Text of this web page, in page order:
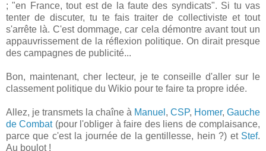
; "en France, tout est de la faute des syndicats". Si tu vas
tenter de discuter, tu te fais traiter de collectiviste et tout
s'arrête là. C'est dommage, car cela démontre avant tout un
appauvrissement de la réflexion politique. On dirait presque
des campagnes de publicité...
Bon, maintenant, cher lecteur, je te conseille d'aller sur le
classement politique du Wikio pour te faire ta propre idée.
Allez, je transmets la chaîne à Manuel , CSP, Homer, Gauche
de Combat(pour l'obliger à faire des liens de complaisance,
parce que c'est la journée de la gentillesse, hein ?) et Stef.
Au boulot !